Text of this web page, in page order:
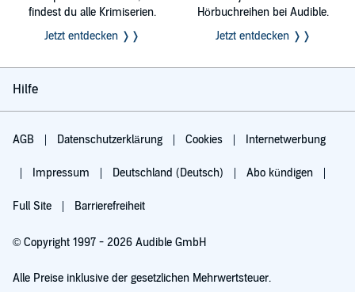
findest du alle Krimiserien.
Jetzt entdecken ❭❭
Hörbuchreihen bei Audible.
Jetzt entdecken ❭❭
Hilfe
AGB Datenschutzerklärung Cookies Internetwerbung
Impressum Deutschland (Deutsch) Abo kündigen
Full Site Barrierefreiheit
© Copyright 1997 - 2026 Audible GmbH
Alle Preise inklusive der gesetzlichen Mehrwertsteuer.